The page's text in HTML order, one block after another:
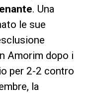
. Una
le sue
Amorim dopo i
per 2-2 contro
la